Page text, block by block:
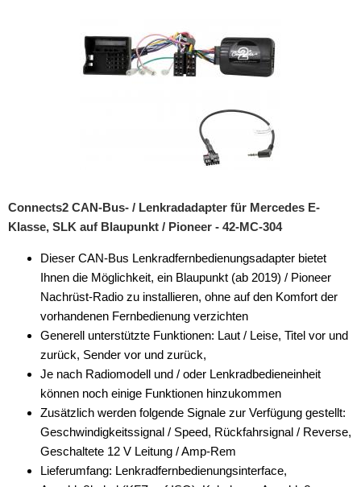
Vorverstärkeradapter
Connects2 CAN-Bus- / Lenkradadapter für Mercedes E-
Klasse, SLK auf Blaupunkt / Pioneer - 42-MC-304
Dieser CAN-Bus Lenkradfernbedienungsadapter bietet
Ihnen die Möglichkeit, ein Blaupunkt (ab 2019) / Pioneer
Nachrüst-Radio zu installieren, ohne auf den Komfort der
vorhandenen Fernbedienung verzichten
Generell unterstützte Funktionen: Laut / Leise, Titel vor und
zurück, Sender vor und zurück,
Je nach Radiomodell und / oder Lenkradbedieneinheit
können noch einige Funktionen hinzukommen
Zusätzlich werden folgende Signale zur Verfügung gestellt:
Geschwindigkeitssignal / Speed, Rückfahrsignal / Reverse,
Geschaltete 12 V Leitung / Amp-Rem
Lieferumfang: Lenkradfernbedienungsinterface,